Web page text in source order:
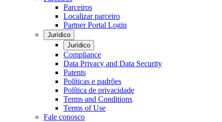
Parceiros
Localizar parceiro
Partner Portal Login
Jurídico
Jurídico
Compliance
Data Privacy and Data Security
Patents
Políticas e padrões
Política de privacidade
Terms and Conditions
Terms of Use
Fale conosco